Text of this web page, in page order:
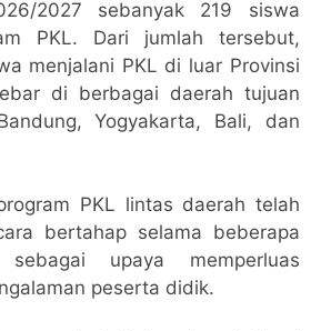
2027 sebanyak 219 siswa
PKL. Dari jumlah tersebut,
menjalani PKL di luar Provinsi
di berbagai daerah tujuan
Yogyakarta, Bali, dan
PKL lintas daerah telah
bertahap selama beberapa
upaya memperluas
peserta didik.